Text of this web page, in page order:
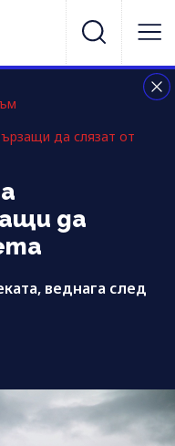
да слязат от
да
веднага след